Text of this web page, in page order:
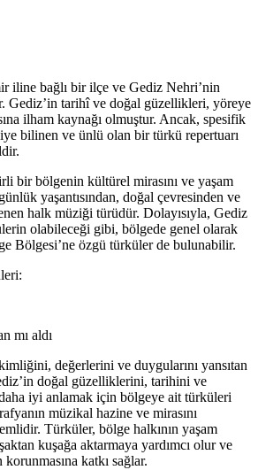
iline bağlı bir ilçe ve Gediz Nehri’nin
Gediz’in tarihî ve doğal güzellikleri, yöreye
ilham kaynağı olmuştur. Ancak, spesifik
bilinen ve ünlü olan bir türkü repertuarı
bir bölgenin kültürel mirasını ve yaşam
yaşantısından, doğal çevresinden ve
halk müziği türüdür. Dolayısıyla, Gediz
olabileceği gibi, bölgede genel olarak
Bölgesi’ne özgü türküler de bulunabilir.
mı aldı
değerlerini ve duygularını yansıtan
doğal güzelliklerini, tarihini ve
iyi anlamak için bölgeye ait türküleri
müzikal hazine ve mirasını
Türküler, bölge halkının yaşam
kuşağa aktarmaya yardımcı olur ve
katkı sağlar.